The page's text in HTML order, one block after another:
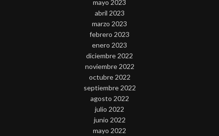
mayo 2023
abril 2023
marzo 2023
febrero 2023
enero 2023
diciembre 2022
noviembre 2022
octubre 2022
septiembre 2022
agosto 2022
julio 2022
junio 2022
mayo 2022